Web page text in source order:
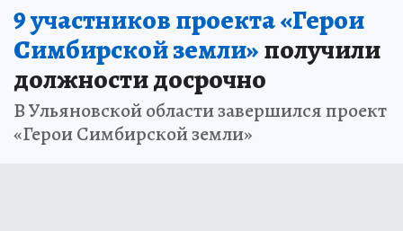
9 участников проекта «Герои
Симбирской земли»получили
должности досрочно
В Ульяновской области завершился проект
«Герои Симбирской земли»